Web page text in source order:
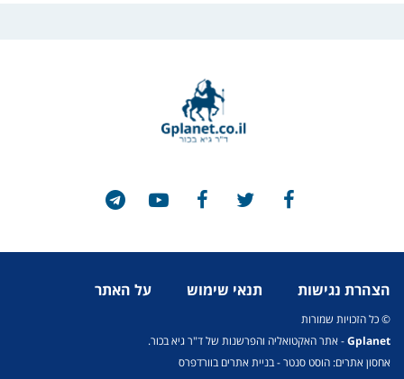
הצהרת נגישות תנאי שימוש על האתר
© כל הזכויות שמורות
Gplanet- אתר האקטואליה והפרשנות של ד"ר גיא בכור.
אחסון אתרים: הוסט סנטר-בניית אתרים בוורדפרס